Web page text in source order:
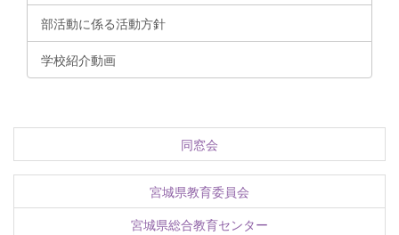
部活動に係る活動方針
学校紹介動画
同窓会
宮城県教育委員会
宮城県総合教育センター